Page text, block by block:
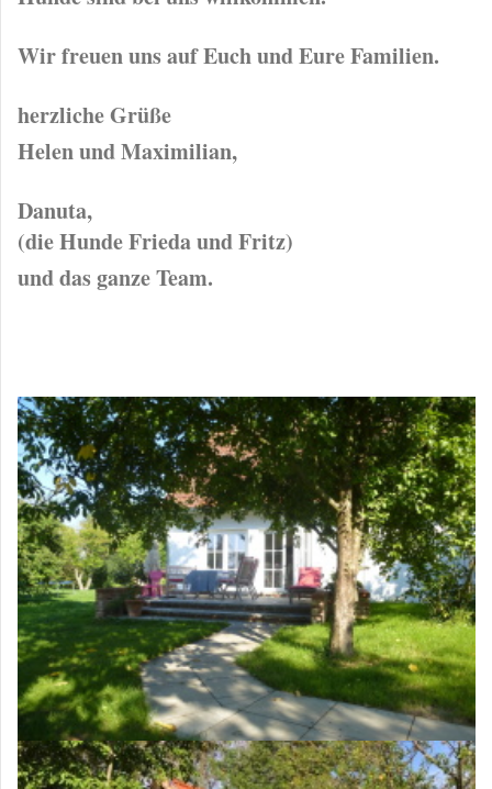
Wir freuen uns auf Euch und Eure Familien.
herzliche Grüße
Helen und Maximilian,
Danuta,
(die Hunde Frieda und Fritz)
und das ganze Team.